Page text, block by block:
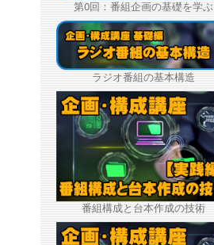
第0回：番組企画の基礎を学ぶ
ラジオ番組の基本構造
番組構成と台本作成の技術